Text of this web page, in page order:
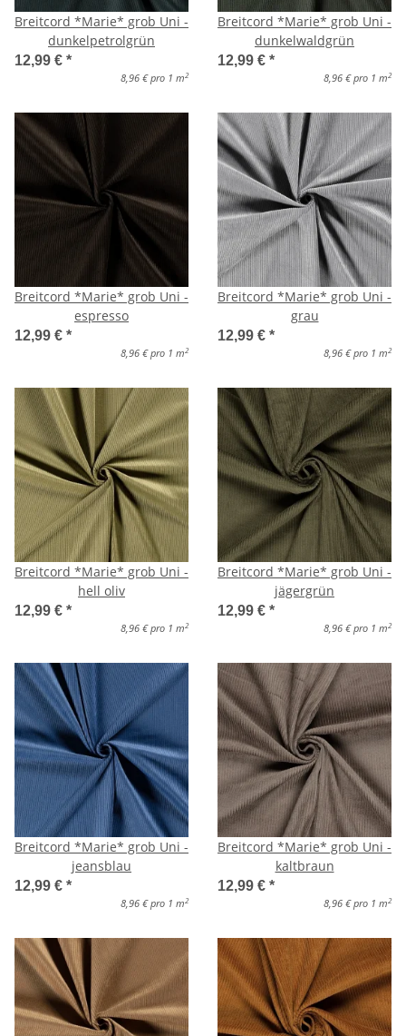
Breitcord *Marie* grob Uni -
dunkelpetrolgrün
12,99 € *
8,96 € pro 1 m 2
Breitcord *Marie* grob Uni -
dunkelwaldgrün
12,99 € *
8,96 € pro 1 m 2
Breitcord *Marie* grob Uni -
espresso
12,99 € *
8,96 € pro 1 m 2
Breitcord *Marie* grob Uni -
grau
12,99 € *
8,96 € pro 1 m 2
Breitcord *Marie* grob Uni -
hell oliv
12,99 € *
8,96 € pro 1 m 2
Breitcord *Marie* grob Uni -
jägergrün
12,99 € *
8,96 € pro 1 m 2
Breitcord *Marie* grob Uni -
jeansblau
12,99 € *
8,96 € pro 1 m 2
Breitcord *Marie* grob Uni -
kaltbraun
12,99 € *
8,96 € pro 1 m 2